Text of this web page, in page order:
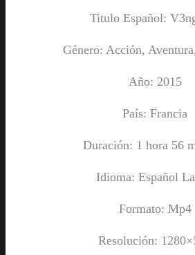
Titulo Español:
Género: Acción,
Año: 2015
País: Francia
Duración: 1 hora 56
Idioma: Español
Formato: Mp4
Resolución: